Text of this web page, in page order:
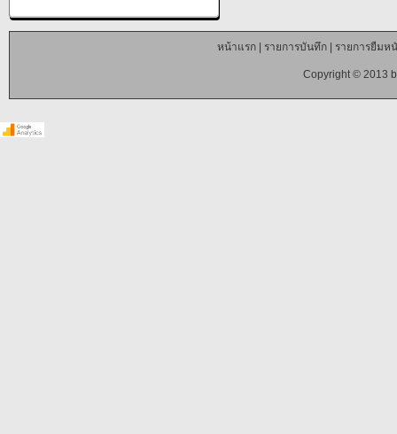
หน้าแรก| รายการบันทึก| รายการยืมห
Copyright © 2013